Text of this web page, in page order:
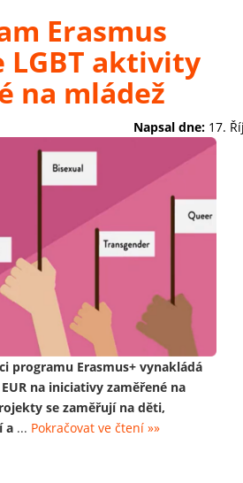
Erasmus
LGBT aktivity
na mládež
Napsal dne: 17.
programu Erasmus+ vynakládá
na iniciativy zaměřené na
se zaměřují na děti,
a ... Pokračovat ve čtení »»